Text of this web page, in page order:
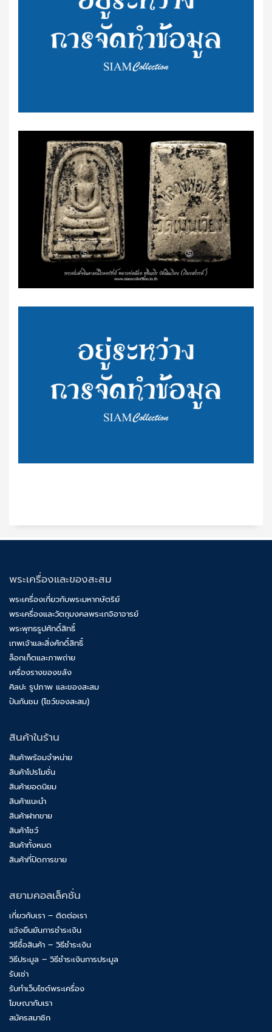
พระเครื่องและของสะสม
พระเครื่องเกี่ยวกับพระมหากษัตริย์
พระเครื่องและวัตถุมงคลพระเกจิอาจารย์
พระพุทธรูปศักดิ์สิทธิ์
เทพเจ้าและสิ่งศักดิ์สิทธิ์
ล็อกเก็ตและภาพถ่าย
เครื่องรางของขลัง
ศิลปะ รูปภาพ และของสะสม
ปันกันชม (โชว์ของสะสม)
สินค้าในร้าน
สินค้าพร้อมจำหน่าย
สินค้าโปรโมชั่น
สินค้ายอดนิยม
สินค้าแนะนำ
สินค้าฝากขาย
สินค้าโชว์
สินค้าทั้งหมด
สินค้าที่ปิดการขาย
สยามคอลเล็คชั่น
เกี่ยวกับเรา – ติดต่อเรา
แจ้งยืนยันการชำระเงิน
วิธีซื้อสินค้า – วิธีชำระเงิน
วิธีประมูล – วิธีชำระเงินการประมูล
รับเช่า
รับทำเว็บไซต์พระเครื่อง
โฆษณากับเรา
สมัครสมาชิก